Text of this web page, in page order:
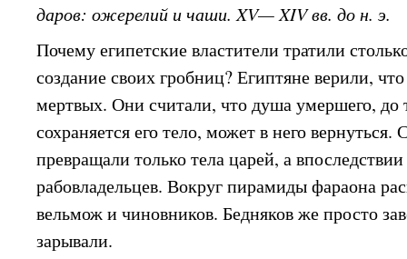
даров: ожерелий и чаши. XV— XIV вв. до н. э.
Почему египетские властители тратили
создание своих гробниц? Египтяне верили,
мертвых. Они считали, что душа умершего, до
сохраняется его тело, может в него
превращали только тела царей, а
рабовладельцев. Вокруг пирамиды фараона
вельмож и чиновников. Бедняков же просто
зарывали.